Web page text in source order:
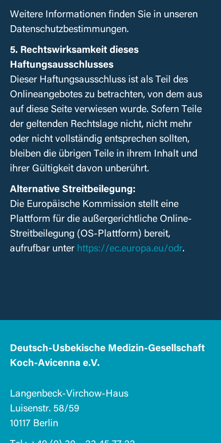
Weitere Informationen finden Sie in unseren
Datenschutzbestimmungen.
5. Rechtswirksamkeit dieses
Haftungsausschlusses
Dieser Haftungsausschluss ist als Teil des
Onlineangebotes zu betrachten, von dem aus
auf diese Seite verwiesen wurde. Sofern Teile
der geltenden Rechtslage nicht, nicht mehr
oder nicht vollständig entsprechen sollten,
bleiben die übrigen Teile in ihrem Inhalt und
ihrer Gültigkeit davon unberührt.
Alternative Streitbeilegung:
Die Europäische Kommission stellt eine
Plattform für die außergerichtliche Online-
Streitbeilegung (OS-Plattform) bereit,
aufrufbar unter https://ec.europa.eu/odr.
Deutsch-Usbekische Medizin-Gesellschaft
Koch-Avicenna e.V.
Langenbeck-Virchow-Haus
Luisenstr. 58/59
10117 Berlin